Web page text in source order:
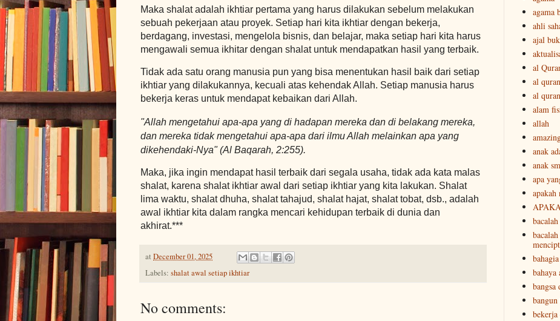
Maka shalat adalah ikhtiar pertama yang harus dilakukan sebelum melakukan
sebuah pekerjaan atau proyek. Setiap hari kita ikhtiar dengan bekerja,
berdagang, investasi, mengelola bisnis, dan belajar, maka setiap hari kita harus
mengawali semua ikhitar dengan shalat untuk mendapatkan hasil yang terbaik.
Tidak ada satu orang manusia pun yang bisa menentukan hasil baik dari setiap
ikhtiar yang dilakukannya, kecuali atas kehendak Allah. Setiap manusia harus
bekerja keras untuk mendapat kebaikan dari Allah.
"Allah mengetahui apa-apa yang di hadapan mereka dan di belakang mereka,
dan mereka tidak mengetahui apa-apa dari ilmu Allah melainkan apa yang
dikehendaki-Nya" (Al Baqarah, 2:255).
Maka, jika ingin mendapat hasil terbaik dari segala usaha, tidak ada kata malas
shalat, karena shalat ikhtiar awal dari setiap ikhtiar yang kita lakukan. Shalat
lima waktu, shalat dhuha, shalat tahajud, shalat hajat, shalat tobat, dsb., adalah
awal ikhtiar kita dalam rangka mencari kehidupan terbaik di dunia dan
akhirat.***
at December 01, 2025
Labels: shalat awal setiap ikhtiar
No comments:
agama
ahli
ajal
al
al
al
alam
allah
anak
anak
apa
bahagia
bahaya
bangun
bekerja